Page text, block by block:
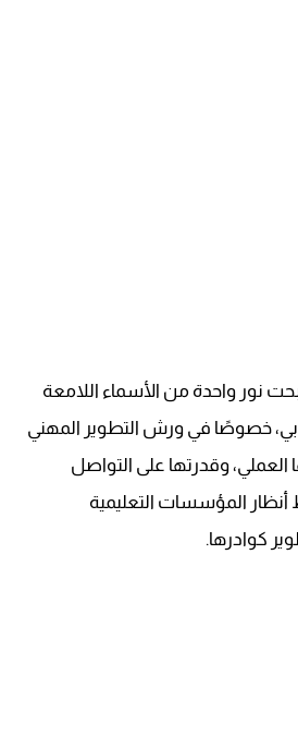
نور واحدة من الأسماء اللامعة
خصوصًا في ورش التطوير المهني
العملي، وقدرتها على التواصل
المؤسسات التعليمية
كوادرها.